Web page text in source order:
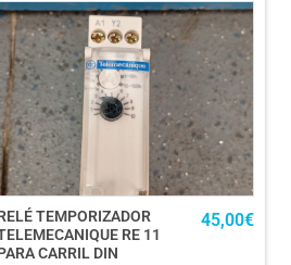
TEMPORIZADOR
RE 11
CARRIL DIN
45,00€